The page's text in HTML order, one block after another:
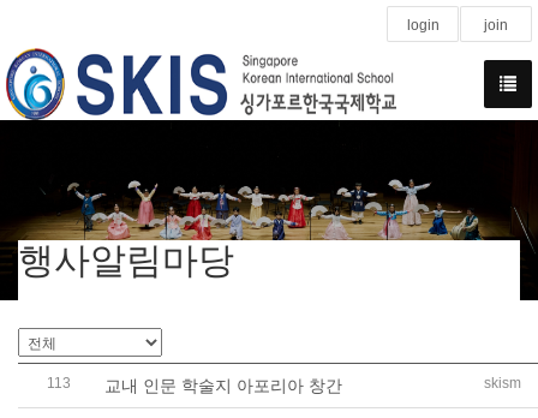
login join
행사알림마당
113 교내 인문 학술지 아포리아 창간 skism